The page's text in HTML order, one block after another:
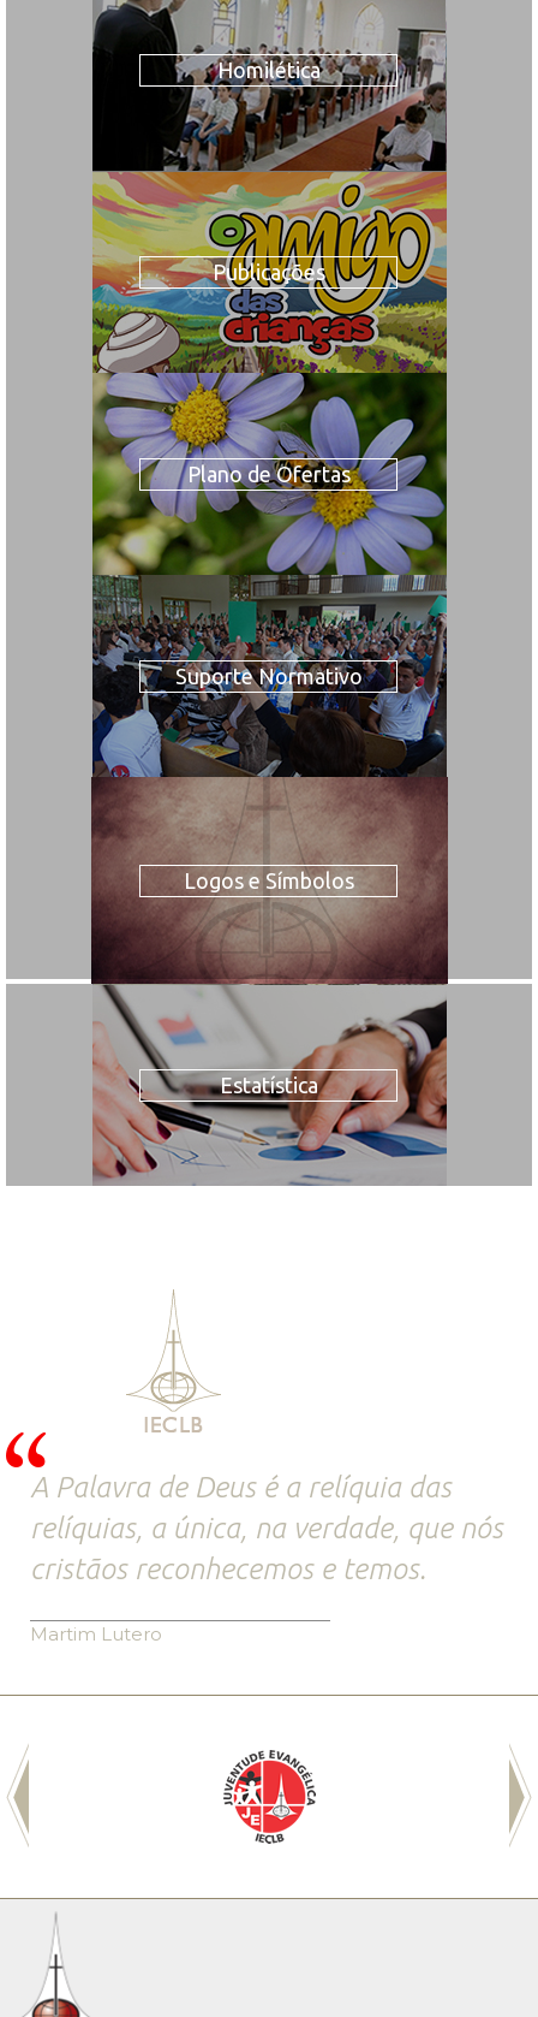
Homilética
Publicações
Plano de Ofertas
Suporte Normativo
Logos e Símbolos
Estatística
A Palavra de Deus é a relíquia das
relíquias, a única, na verdade, que nós
cristãos reconhecemos e temos.
Martim Lutero